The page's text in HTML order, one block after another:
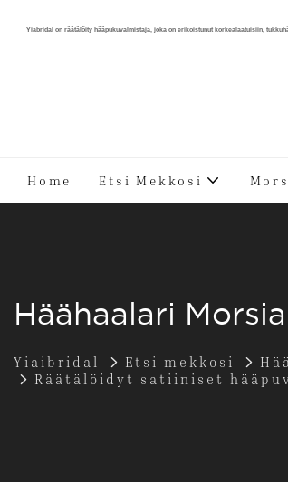
Yiabridal on räätälöity hääpukuvalmistaja, joka on erikoistunut korkealaatuisiin,
Home Etsi Mekkosi
Häähaalari
Yiaibridal Etsi mekkosi
Räätälöidyt satiiniset